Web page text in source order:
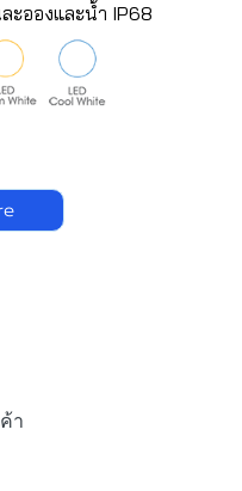
ะอองและน้ำ IP68
า